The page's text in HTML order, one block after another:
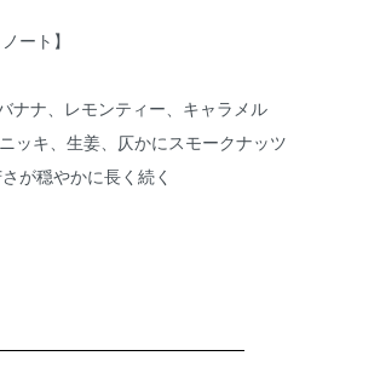
ート】
ナナ、レモンティー、キャラメル
ッキ、生姜、仄かにスモークナッツ
が穏やかに長く続く